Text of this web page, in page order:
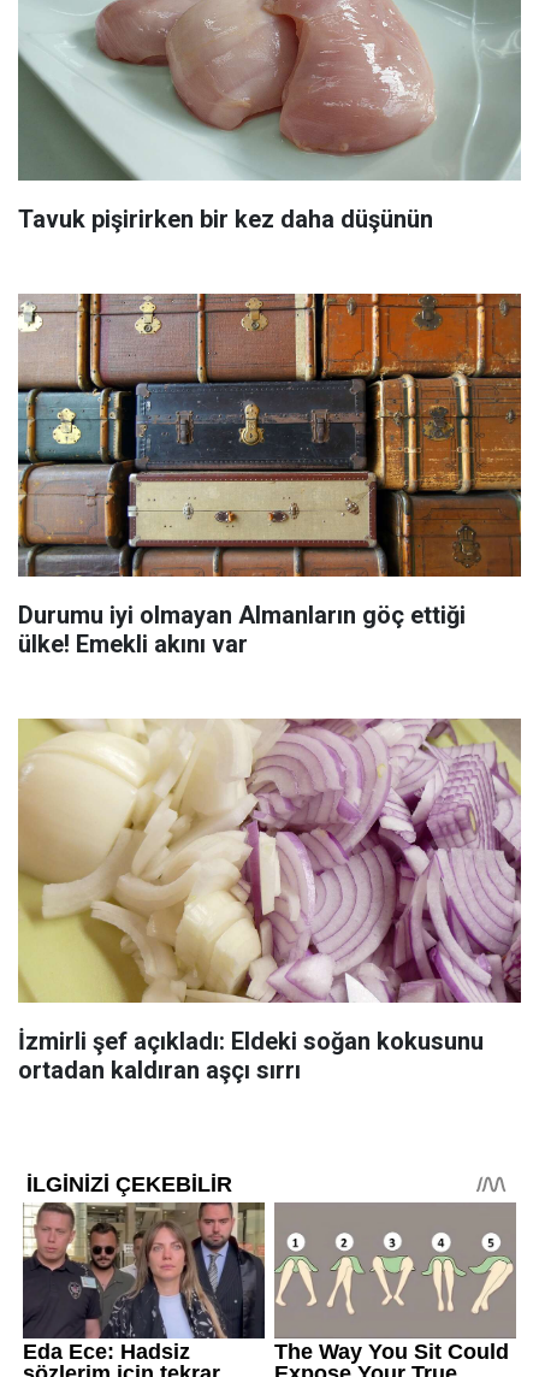
Tavuk pişirirken bir kez daha düşünün
Durumu iyi olmayan Almanların göç ettiği
ülke! Emekli akını var
İzmirli şef açıkladı: Eldeki soğan kokusunu
ortadan kaldıran aşçı sırrı